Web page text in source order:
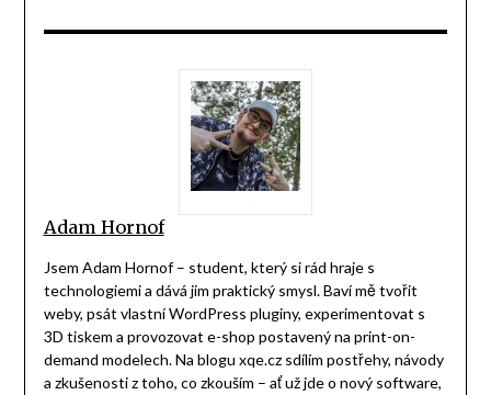
Adam Hornof
Jsem Adam Hornof – student, který si rád hraje s
technologiemi a dává jim praktický smysl. Baví mě tvořit
weby, psát vlastní WordPress pluginy, experimentovat s
3D tiskem a provozovat e-shop postavený na print-on-
demand modelech. Na blogu xqe.cz sdílím postřehy, návody
a zkušenosti z toho, co zkouším – ať už jde o nový software,